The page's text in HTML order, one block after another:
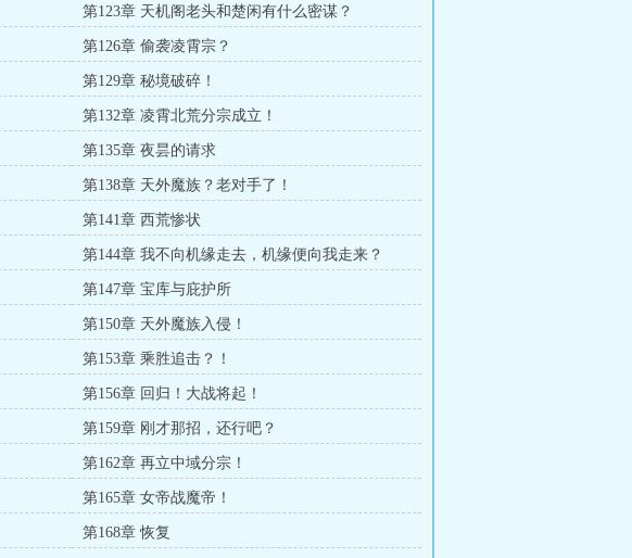
第123章 天机阁老头和楚闲有什么密谋？
第126章 偷袭凌霄宗？
第129章 秘境破碎！
第132章 凌霄北荒分宗成立！
第135章 夜昙的请求
第138章 天外魔族？老对手了！
第141章 西荒惨状
第144章 我不向机缘走去，机缘便向我走来？
第147章 宝库与庇护所
第150章 天外魔族入侵！
第153章 乘胜追击？！
第156章 回归！大战将起！
第159章 刚才那招，还行吧？
第162章 再立中域分宗！
第165章 女帝战魔帝！
第168章 恢复